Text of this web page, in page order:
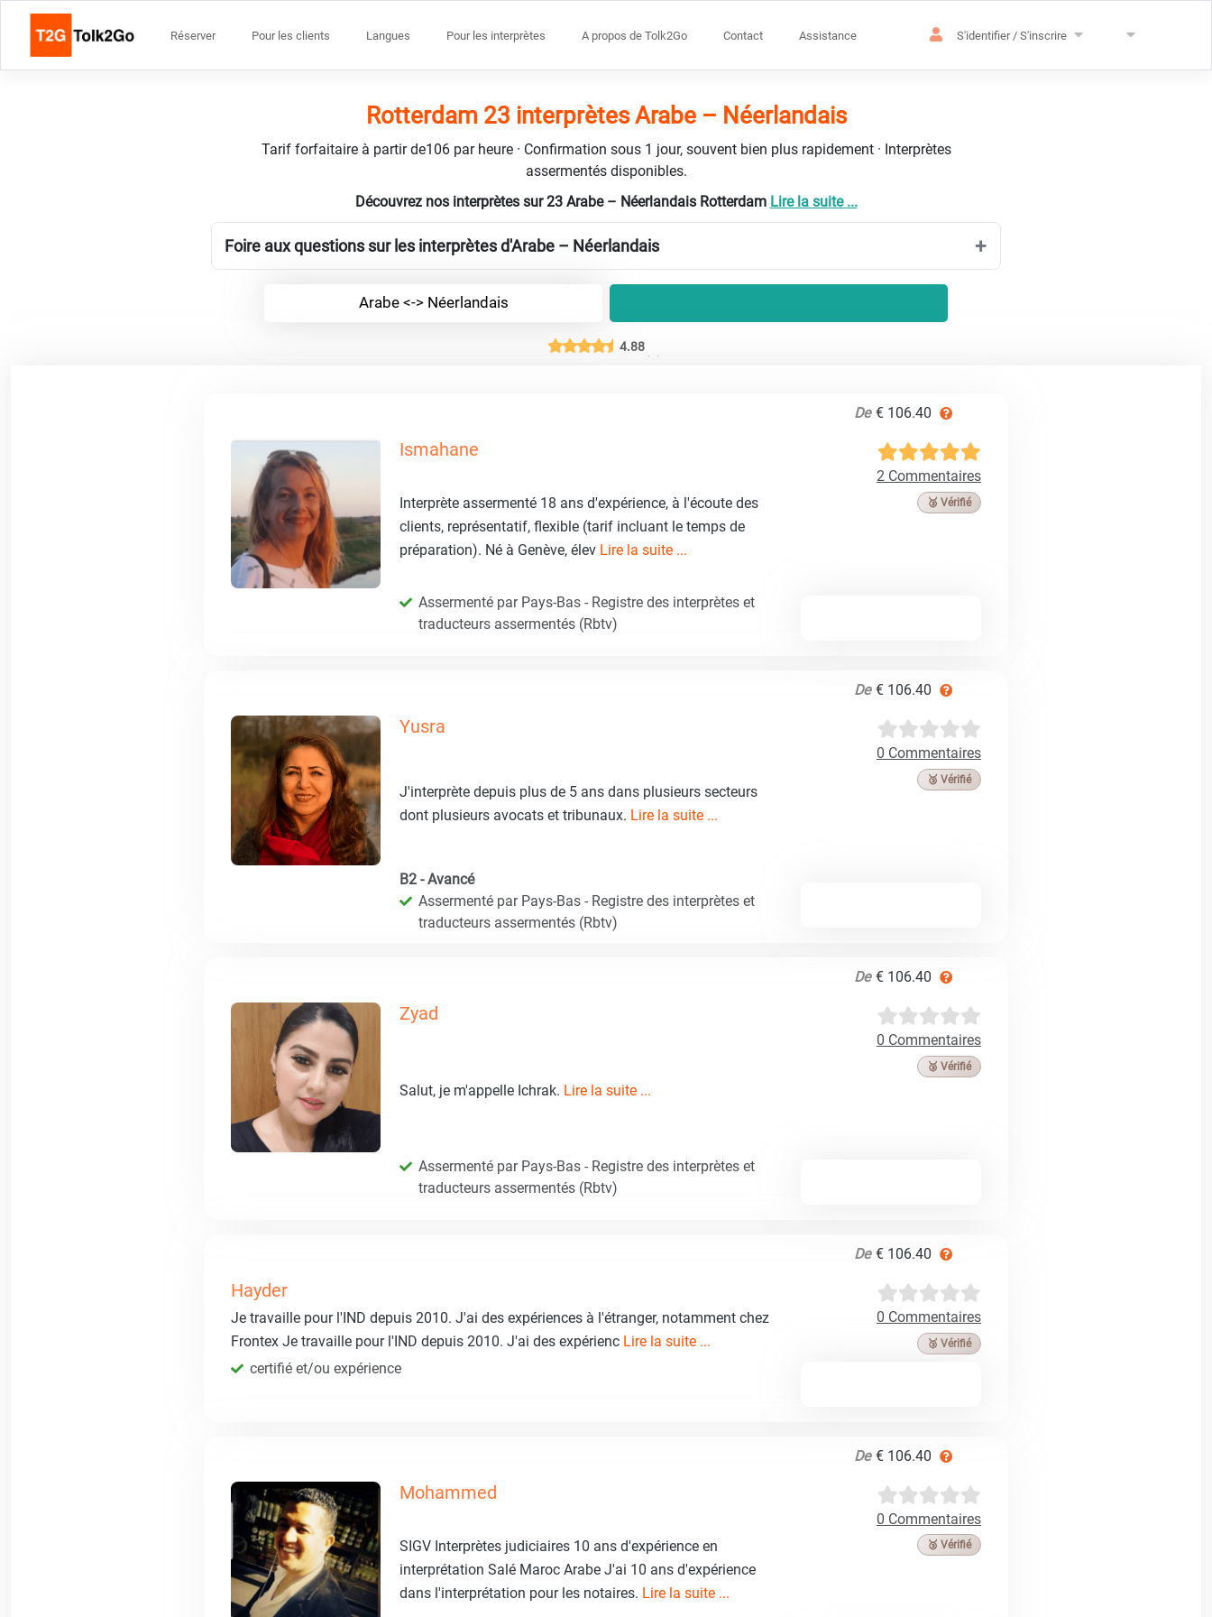
Réserver Pour les clients Langues Pour les interprètes A propos de Tolk2Go Contact Assistance S'identifier / S'inscrire
Rotterdam 23 interprètes Arabe – Néerlandais
Tarif forfaitaire à partir de106 par heure · Confirmation sous 1 jour, souvent bien plus rapidement · Interprètes
assermentés disponibles.
Découvrez nos interprètes sur 23 Arabe – Néerlandais Rotterdam Lire la suite ...
Foire aux questions sur les interprètes d'Arabe – Néerlandais
Arabe <-> Néerlandais
4.88
De € 106.40
Ismahane
2 Commentaires
🥉 Vérifié
Interprète assermenté 18 ans d'expérience, à l'écoute des
clients, représentatif, flexible (tarif incluant le temps de
préparation). Né à Genève, élev Lire la suite ...
Assermenté par Pays-Bas - Registre des interprètes et
traducteurs assermentés (Rbtv)
De € 106.40
Yusra
0 Commentaires
🥉 Vérifié
J'interprète depuis plus de 5 ans dans plusieurs secteurs
dont plusieurs avocats et tribunaux. Lire la suite ...
B2 - Avancé
Assermenté par Pays-Bas - Registre des interprètes et
traducteurs assermentés (Rbtv)
De € 106.40
Zyad
0 Commentaires
🥉 Vérifié
Salut, je m'appelle Ichrak. Lire la suite ...
Assermenté par Pays-Bas - Registre des interprètes et
traducteurs assermentés (Rbtv)
De € 106.40
Hayder
0 Commentaires
🥉 Vérifié
Je travaille pour l'IND depuis 2010. J'ai des expériences à l'étranger, notamment chez
Frontex Je travaille pour l'IND depuis 2010. J'ai des expérienc Lire la suite ...
certifié et/ou expérience
De € 106.40
Mohammed
0 Commentaires
🥉 Vérifié
SIGV Interprètes judiciaires 10 ans d'expérience en
interprétation Salé Maroc Arabe J'ai 10 ans d'expérience
dans l'interprétation pour les notaires. Lire la suite ...